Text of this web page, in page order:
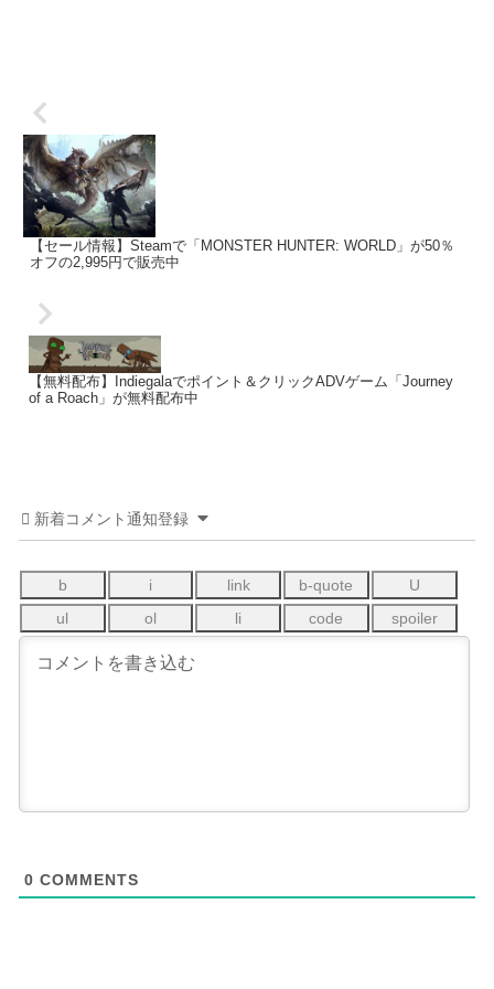
【セール情報】Steamで「MONSTER HUNTER: WORLD」が50％
オフの2,995円で販売中
【無料配布】Indiegalaでポイント＆クリックADVゲーム「Journey
of a Roach」が無料配布中
新着コメント通知登録
0 COMMENTS